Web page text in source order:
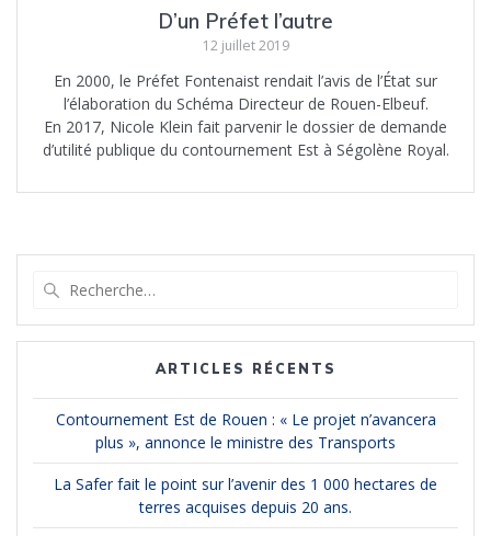
D’un Préfet l’autre
12 juillet 2019
En 2000, le Préfet Fontenaist rendait l’avis de l’État sur
l’élaboration du Schéma Directeur de Rouen-Elbeuf.
En 2017, Nicole Klein fait parvenir le dossier de demande
d’utilité publique du contournement Est à Ségolène Royal.
:
ARTICLES RÉCENTS
Contournement Est de Rouen : « Le projet n’avancera
plus », annonce le ministre des Transports
La Safer fait le point sur l’avenir des 1 000 hectares de
terres acquises depuis 20 ans.